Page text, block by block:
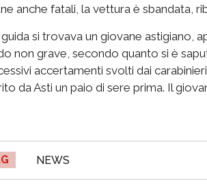
anche fatali, la vettura è sbandata,
si trovava un giovane astigiano,
non grave, secondo quanto si è
accertamenti svolti dai
da Asti un paio di sere prima. Il
NEWS